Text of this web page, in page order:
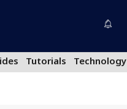
Tutorials Technology